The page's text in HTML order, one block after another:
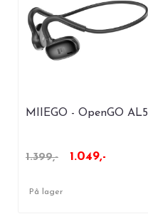
MIIEGO - OpenGO AL5
1.399,- 1.049,-
På lager